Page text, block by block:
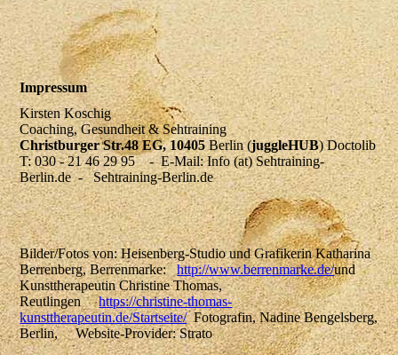
Impressum
Kirsten Koschig
Coaching, Gesundheit & Sehtraining
Christburger Str.48 EG, 10405Berlin (juggleHUB) Doctolib
T: 030 - 21 46 29 95 -E-Mail: Info (at) Sehtraining-
Berlin.de- Sehtraining-Berlin.de
Bilder/Fotos von: Heisenberg-Studio und Grafikerin Katharina
Berrenberg, Berrenmarke:http://www.berrenmarke.de/und
Kunsttherapeutin Christine Thomas,
Reutlingenhttps://christine-thomas-
kunsttherapeutin.de/Startseite/Fotografin, Nadine Bengelsberg,
Berlin, Website-Provider: Strato